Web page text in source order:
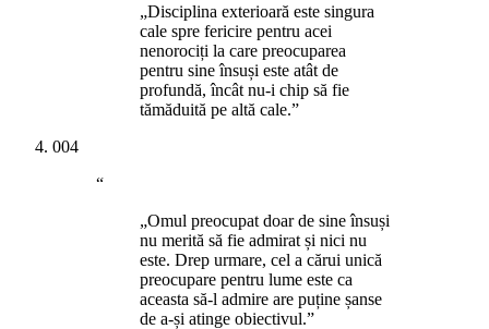
„Disciplina exterioară este singura
cale spre fericire pentru acei
nenorociți la care preocuparea
pentru sine însuși este atât de
profundă, încât nu-i chip să fie
tămăduită pe altă cale.”
004
“
„Omul preocupat doar de sine însuși
nu merită să fie admirat și nici nu
este. Drep urmare, cel a cărui unică
preocupare pentru lume este ca
aceasta să-l admire are puține șanse
de a-și atinge obiectivul.”